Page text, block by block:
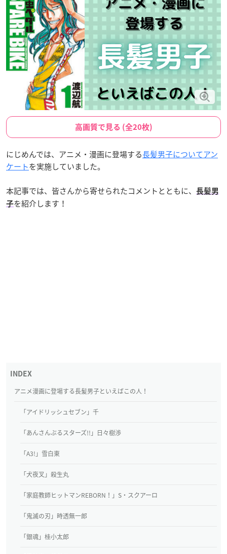
高画質で見る (全20枚)
にじめんでは、アニメ・漫画に登場する長髪男子についてアン
ケートを実施していました。
本記事では、皆さんから寄せられたコメントとともに、
長髪男
子を紹介します！
アニメ漫画に登場する長髪男子といえばこの人！
「アイドリッシュセブン」千
「あんさんぶるスターズ!!」日々樹渉
「A3!」雪白東
「犬夜叉」殺生丸
「家庭教師ヒットマンREBORN！」S・スクアーロ
「鬼滅の刃」時透無一郎
「銀魂」桂小太郎